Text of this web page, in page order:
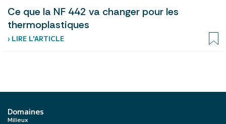
Ce que la NF 442 va changer pour les
thermoplastiques
› LIRE L’ARTICLE
Domaines
Milieux